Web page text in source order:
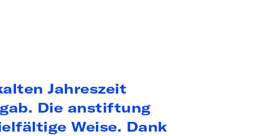
Jahreszeit
Die anstiftung
Weise. Dank